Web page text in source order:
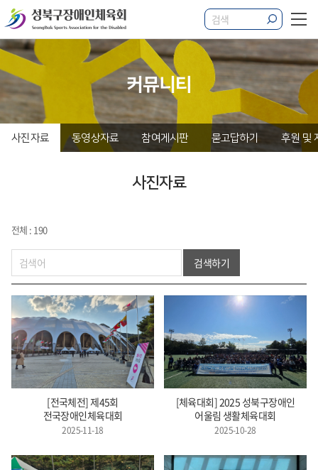
커뮤니티
사진자료 동영상자료 참여게시판 묻고답하기 후원 및
사진자료
전체 : 190
검색하기
[전국체전] 제45회
전국장애인체육대회
2025-11-18
[체육대회] 2025 성북구장애인
어울림 생활체육대회
2025-10-28